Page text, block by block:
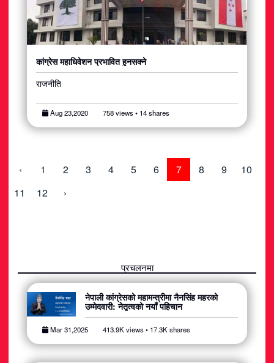
कांग्रेस महाधिवेशन प्रभावित हुनसक्ने
राजनीति
Aug 23,2020 758 views • 14 shares
‹ 1 2 3 4 5 6 7 8 9
10
11
12 ›
प्रचलनमा
नेपाली कांग्रेसको महामन्त्रीमा नैनसिंह महरको
उम्मेदवारी: नेतृत्वको नयाँ पहिचान
Mar 31,2025 413.9K views • 17.3K shares